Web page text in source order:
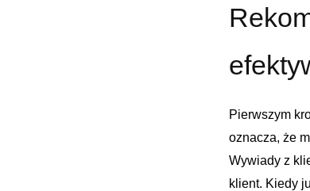
Pierwszym
oznacza, że
Wywiady z
⁣klient. Kiedy